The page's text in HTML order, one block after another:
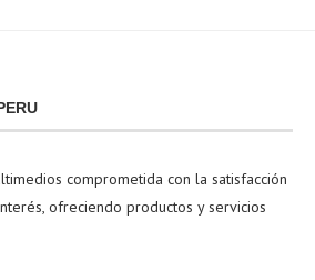
comprometida con la satisfacción
ofreciendo productos y servicios